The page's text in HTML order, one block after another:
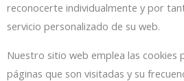
reconocerte individualmente y por
servicio personalizado de su web.
Nuestro sitio web emplea las cookies
páginas que son visitadas y su